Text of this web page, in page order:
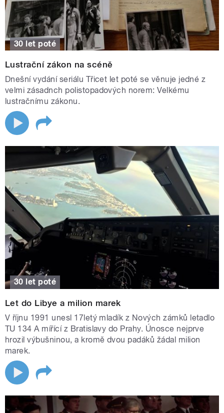
30 let poté
Lustrační zákon na scéně
Dnešní vydání seriálu Třicet let poté se věnuje jedné z
velmi zásadnch polistopadových norem: Velkému
lustračnímu zákonu.
30 let poté
Let do Libye a milion marek
V říjnu 1991 unesl 17letý mladík z Nových zámků letadlo
TU 134 A mířící z Bratislavy do Prahy. Únosce nejprve
hrozil výbušninou, a kromě dvou padáků žádal milion
marek.